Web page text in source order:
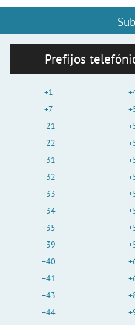
Prefijos
+1
+7
+21
+22
+31
+32
+33
+34
+35
+39
+40
+41
+43
+44